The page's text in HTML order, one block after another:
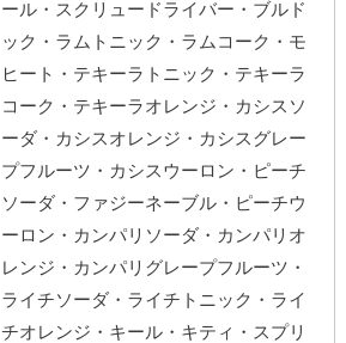
ール・スクリュードライバー・ブルド
ック・ラムトニック・ラムコーク・モ
ヒート・テキーラトニック・テキーラ
コーク・テキーラオレンジ・カシスソ
ーダ・カシスオレンジ・カシスグレー
プフルーツ・カシスウーロン・ピーチ
ソーダ・ファジーネーブル・ピーチウ
ーロン・カンパリソーダ・カンパリオ
レンジ・カンパリグレープフルーツ・
ライチソーダ・ライチトニック・ライ
チオレンジ・キール・キティ・スプリ